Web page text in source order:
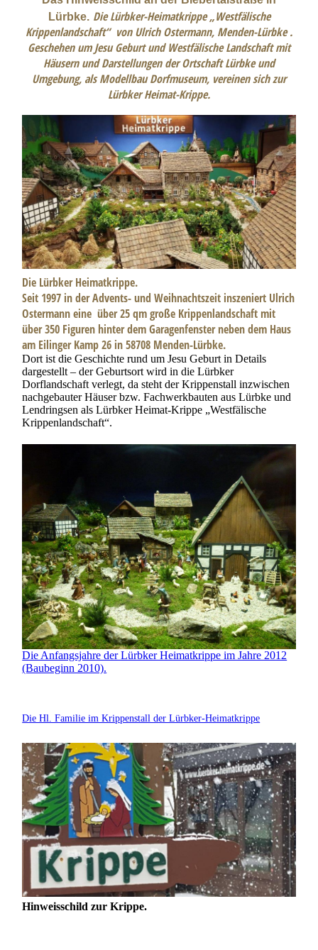
Lürbke. Die Lürbker-Heimatkrippe „Westfälische
Krippenlandschaft“ von Ulrich Ostermann, Menden-Lürbke .
Geschehen um Jesu Geburt und Westfälische Landschaft mit
Häusern und Darstellungen der Ortschaft Lürbke und
Umgebung, als Modellbau Dorfmuseum, vereinen sich zur
Lürbker Heimat-Krippe.
Die Lürbker Heimatkrippe.
Seit 1997 in der Advents- und Weihnachtszeit inszeniert Ulrich
Ostermann eine über 25 qm große Krippenlandschaft mit
über 350 Figuren hinter dem Garagenfenster neben dem Haus
am Eilinger Kamp 26 in 58708 Menden-Lürbke.
Dort ist die Geschichte rund um Jesu Geburt in Details
dargestellt – der Geburtsort wird in die Lürbker
Dorflandschaft verlegt, da steht der Krippenstall inzwischen
nachgebauter Häuser bzw. Fachwerkbauten aus Lürbke und
Lendringsen als Lürbker Heimat-Krippe „Westfälische
Krippenlandschaft“.
Die Anfangsjahre der Lürbker Heimatkrippe im Jahre 2012
(Baubeginn 2010).
Die Hl. Familie im Krippenstall der Lürbker-Heimatkrippe
Hinweisschild zur Krippe.